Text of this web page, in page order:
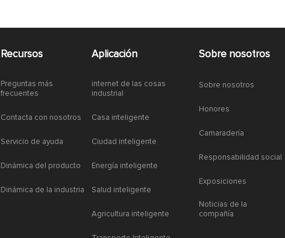
Recursos
Preguntas más
frecuentes
Contacta con nosotros
Servicio de ayuda
Dinámica del producto
Dinámica de la industria
Aplicación
internet de las cosas
industrial
Casa inteligente
Ciudad inteligente
Energía inteligente
Salud inteligente
Agricultura inteligente
Sobre nosotros
Sobre nosotros
Honores
Camaradería
Responsabilidad social
Exposiciones
Noticias de la
compañía